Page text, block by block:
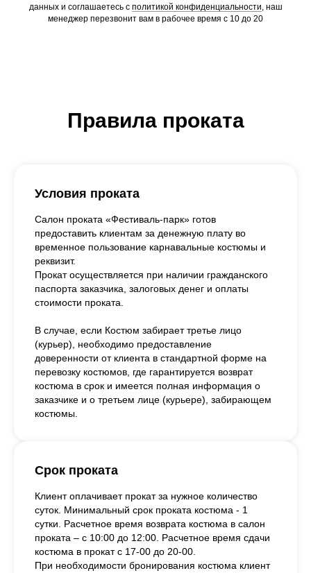
данных и соглашаетесь c политикой конфиденциальности, наш
менеджер перезвонит вам в рабочее время с 10 до 20
Правила проката
Условия проката
Салон проката «Фестиваль-парк» готов
предоставить клиентам за денежную плату во
временное пользование карнавальные костюмы и
реквизит.
Прокат осуществляется при наличии гражданского
паспорта заказчика, залоговых денег и оплаты
стоимости проката.
В случае, если Костюм забирает третье лицо
(курьер), необходимо предоставление
доверенности от клиента в стандартной форме на
перевозку костюмов, где гарантируется возврат
костюма в срок и имеется полная информация о
заказчике и о третьем лице (курьере), забирающем
костюмы.
Срок проката
Клиент оплачивает прокат за нужное количество
суток. Минимальный срок проката костюма - 1
сутки. Расчетное время возврата костюма в салон
проката – с 10:00 до 12:00. Расчетное время сдачи
костюма в прокат с 17-00 до 20-00.
При необходимости бронирования костюма клиент